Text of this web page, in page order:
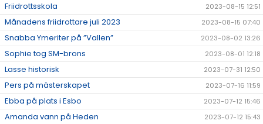
Friidrottsskola 2023-08-15 12:51
Månadens friidrottare juli 2023 2023-08-15 07:40
Snabba Ymeriter på ”Vallen” 2023-08-02 13:26
Sophie tog SM-brons 2023-08-01 12:18
Lasse historisk 2023-07-31 12:50
Pers på mästerskapet 2023-07-16 11:59
Ebba på plats i Esbo 2023-07-12 15:46
Amanda vann på Heden 2023-07-12 15:43